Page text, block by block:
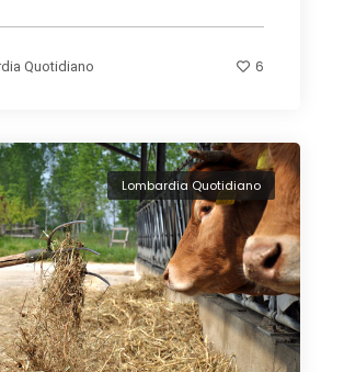
Quotidiano 6
Lombardia Quotidiano